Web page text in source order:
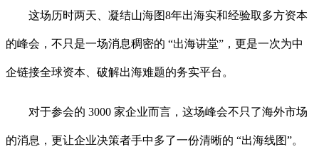
这场历时两天、凝结山海图8年出海实和经验取多方资本
的峰会，不只是一场消息稠密的 “出海讲堂”，更是一次为中
企链接全球资本、破解出海难题的务实平台。
对于参会的 3000 家企业而言，这场峰会不只了海外市场
的消息，更让企业决策者手中多了一份清晰的 “出海线图”。